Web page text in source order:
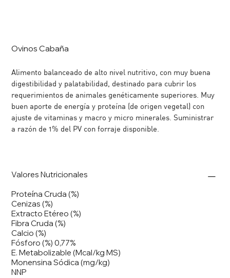
Ovinos Cabaña
Alimento balanceado de alto nivel nutritivo, con muy buena
digestibilidad y palatabilidad, destinado para cubrir los
requerimientos de animales genéticamente superiores. Muy
buen aporte de energía y proteína (de origen vegetal) con
ajuste de vitaminas y macro y micro minerales. Suministrar
a razón de 1% del PV con forraje disponible.
Valores Nutricionales
Proteína Cruda (%)
Cenizas (%)
Extracto Etéreo (%)
Fibra Cruda (%)
Calcio (%)
Fósforo (%) 0,77%
E. Metabolizable (Mcal/kg MS)
Monensina Sódica (mg/kg)
NNP